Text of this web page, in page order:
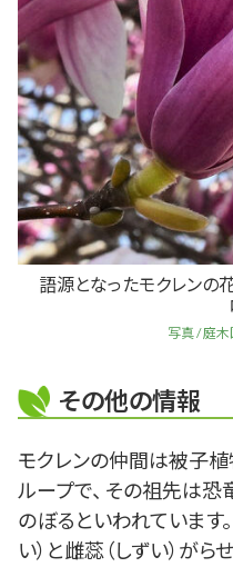
語源となったモクレンの
写真 / 庭木
その他の情報
モクレンの仲間は被子
ループで、 その祖先は
のぼるといわれています
い）と雌蕊（しずい）が